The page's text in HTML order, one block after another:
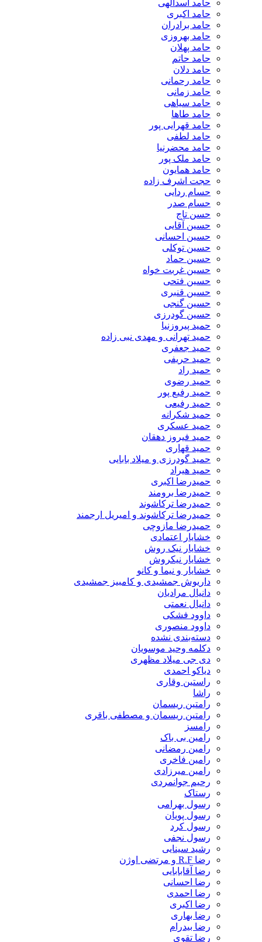
حامد اسدالهی
حامد اکبری
حامد برادران
حامد بهروزی
حامد پهلان
حامد حاتم
حامد دلان
حامد رحمانی
حامد زمانی
حامد سیاهی
حامد طاها
حامد قهرایی پور
حامد لطفی
حامد محضرنیا
حامد ملک پور
حامد همایون
حجت اشرف زاده
حسام ردایی
حسام صدر
حسن تاج
حسین آقایی
حسین احسانی
حسین توکلی
حسین حماد
حسین غربت خواه
حسین فتحی
حسین قنبری
حسین گنجی
حسین گودرزی
حمید پیروزنیا
حمید تهرانی و مهدی نبی زاده
حمید جعفری
حمید حریفی
حمید راد
حمید رضوی
حمید رفیع پور
حمید رفیعی
حمید شکرانه
حمید عسکری
حمید فیروز دهقان
حمید قهاری
حمید گودرزی و میلاد بابایی
حمید هیراد
حمیدرضا اکبری
حمیدرضا برومند
حمیدرضا ترکاشوند
حمیدرضا ترکاشوند و امیریل ارجمند
حمیدرضا مازوچی
خشایار اعتمادی
خشایار نیک روش
خشایار نیکروش
خشایار و نیما و کانو
داریوش جمشیدی و کامبیز جمشیدی
دانیال مرادیان
دانیال نعمتی
داوود فشکی
داوود منصوری
دسته‌بندی نشده
دکلمه وحید موسویان
دی جی میلاد مظهری
دیاکو احمدی
راستین وقاری
راشا
رامتین ریسمان
رامتین ریسمان و مصطفی باقری
رامسز
رامین بی باک
رامین رمضانی
رامین فاخری
رامین میرزادی
رحیم جوانمردی
رستاک
رسول بهرامی
رسول پویان
رسول کرد
رسول نجفی
رشید سینایی
رضا R.F و مرتضی اوژن
رضا آقابابایی
رضا احسانی
رضا احمدی
رضا اکبری
رضا بهاری
رضا بیدرام
رضا تقوی